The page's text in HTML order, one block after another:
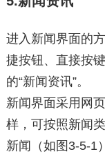
进入新闻界面的
捷按钮、直接按
的“新闻资讯”。
新闻界面采用网
样，可按照新闻
新闻（如图3-5-1